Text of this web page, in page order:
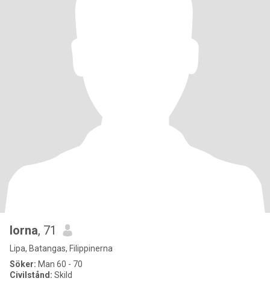
lorna, 71
Lipa, Batangas, Filippinerna
Söker: Man 60 - 70
Civilstånd: Skild